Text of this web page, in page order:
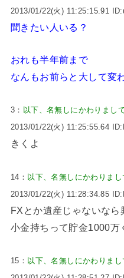
2013/01/22(火) 11:25:15.91
聞きたい人いる？
おれも半年前まで
なんもお前らと大して変
3： 以下、名無しにかわりまし
2013/01/22(火) 11:25:55.64
きくよ
14： 以下、名無しにかわりま
2013/01/22(火) 11:28:34.85
FXとか遺産じゃないなら
小金持ちって貯金1000万
15： 以下、名無しにかわりま